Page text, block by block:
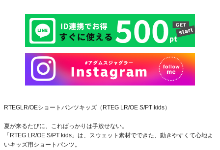
RTEGLR/OEショートパンツキッズ（RTEG LR/OE S/PT kids）
夏が来るたびに、こればっかりは手放せない。
「RTEG LR/OE S/PT kids」は、スウェット素材でできた、動きやすくて心地よ
いキッズ用ショートパンツ。